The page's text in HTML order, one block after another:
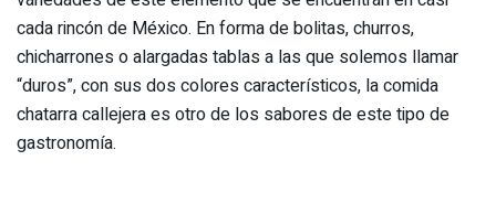
cada rincón de México. En forma de bolitas, churros,
chicharrones o alargadas tablas a las que solemos llamar
“duros”, con sus dos colores característicos, la comida
chatarra callejera es otro de los sabores de este tipo de
gastronomía.